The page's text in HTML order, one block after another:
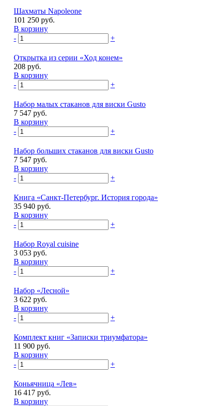
Шахматы Napoleone
101 250 руб.
В корзину
-
+
Открытка из серии «Ход конем»
208 руб.
В корзину
-
+
Набор малых стаканов для виски Gusto
7 547 руб.
В корзину
-
+
Набор больших стаканов для виски Gusto
7 547 руб.
В корзину
-
+
Книга «Санкт-Петербург. История города»
35 940 руб.
В корзину
-
+
Набор Royal cuisine
3 053 руб.
В корзину
-
+
Набор «Лесной»
3 622 руб.
В корзину
-
+
Комплект книг «Записки триумфатора»
11 900 руб.
В корзину
-
+
Коньячница «Лев»
16 417 руб.
В корзину